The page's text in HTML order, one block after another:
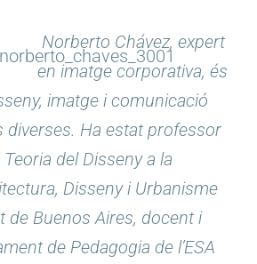
Norberto Chávez, expert
en imatge corporativa, és
imatge i comunicació
diverses. Ha estat professor
del Disseny a la
Disseny i Urbanisme
de Buenos Aires, docent i
de Pedagogia de l’ESA